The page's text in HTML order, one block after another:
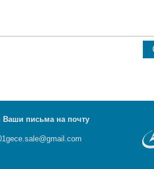
Ваши письма на почту